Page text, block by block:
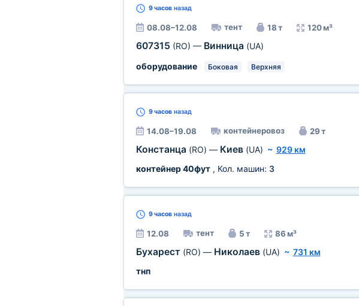
9 часовназад
08.08–12.08 тент 18 т 120 м³
607315 (RO) — Винница (UA)
оборудование
Боковая Верхняя
9 часовназад
14.08–19.08 контейнеровоз 29 т
Констанца (RO) — Киев (UA) ~ 929 км
контейнер 40фут, Кол. машин: 3
9 часовназад
12.08 тент 5 т 86 м³
Бухарест (RO) — Николаев (UA) ~ 731 км
тнп